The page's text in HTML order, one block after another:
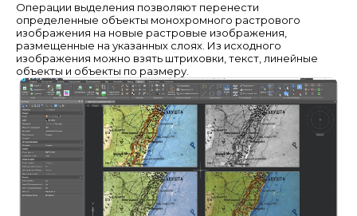
Операции выделения позволяют перенести
определенные объекты монохромного растрового
изображения на новые растровые изображения,
размещенные на указанных слоях. Из исходного
изображения можно взять штриховки, текст, линейные
объекты и объекты по размеру.